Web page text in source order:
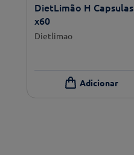
DietLimão H Capsulas
x60
Dietlimao